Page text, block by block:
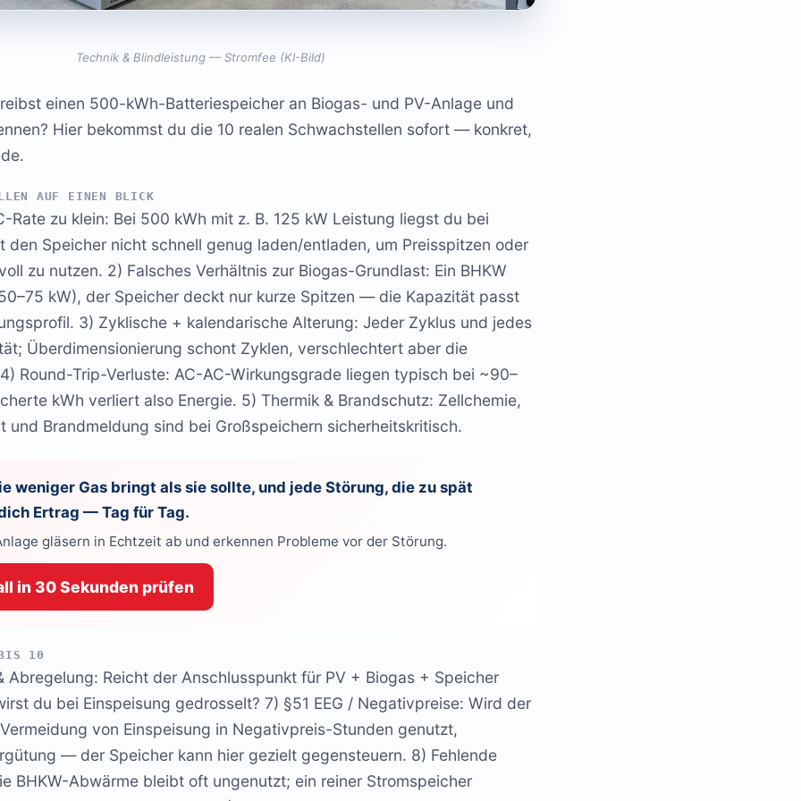
Technik & Blindleistung — Stromfee (KI-Bild)
einen 500-kWh-Batteriespeicher an Biogas- und PV-Anlage und
Hier bekommst du die 10 realen Schwachstellen sofort — konkret,
AUF EINEN BLICK
Rate zu klein: Bei 500 kWh mit z. B. 125 kW Leistung liegst du bei
Speicher nicht schnell genug laden/entladen, um Preisspitzen oder
zu nutzen. 2) Falsches Verhältnis zur Biogas-Grundlast: Ein BHKW
kW), der Speicher deckt nur kurze Spitzen — die Kapazität passt
3) Zyklische + kalendarische Alterung: Jeder Zyklus und jedes
Überdimensionierung schont Zyklen, verschlechtert aber die
Round-Trip-Verluste: AC-AC-Wirkungsgrade liegen typisch bei ~90–
kWh verliert also Energie. 5) Thermik & Brandschutz: Zellchemie,
und Brandmeldung sind bei Großspeichern sicherheitskritisch.
weniger Gas bringt als sie sollte, und jede Störung, die zu spät
Ertrag — Tag für Tag.
gläsern in Echtzeit ab und erkennen Probleme vor der Störung.
in 30 Sekunden prüfen
BIS 10
Abregelung: Reicht der Anschlusspunkt für PV + Biogas + Speicher
du bei Einspeisung gedrosselt? 7) §51 EEG / Negativpreise: Wird der
von Einspeisung in Negativpreis-Stunden genutzt,
— der Speicher kann hier gezielt gegensteuern. 8) Fehlende
BHKW-Abwärme bleibt oft ungenutzt; ein reiner Stromspeicher